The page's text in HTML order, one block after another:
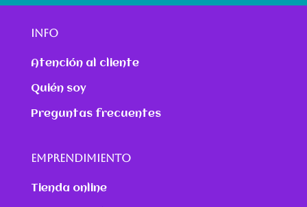
INFO
Atención al cliente
Quién soy
Preguntas frecuentes
EMPRENDIMIENTO
Tienda online